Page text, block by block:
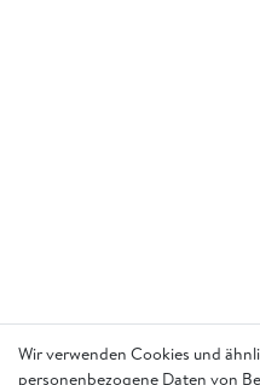
Wir verwenden Cookies und
personenbezogene Daten von